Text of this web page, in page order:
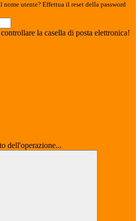
nome utente? Effettua il reset della password
la casella di posta elettronica!
dell'operazione...